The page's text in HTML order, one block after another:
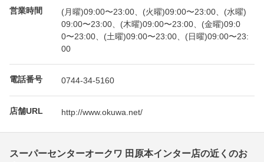
営業時間
(月曜)09:00〜23:00、(火曜)09:00〜23:00、(水曜)
09:00〜23:00、(木曜)09:00〜23:00、(金曜)09:0
0〜23:00、(土曜)09:00〜23:00、(日曜)09:00〜23:
00
電話番号 0744-34-5160
店舗URL http://www.okuwa.net/
スーパーセンターオークワ 田原本インター店の近くのお